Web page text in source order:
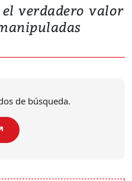
el verdadero valor
de búsqueda.